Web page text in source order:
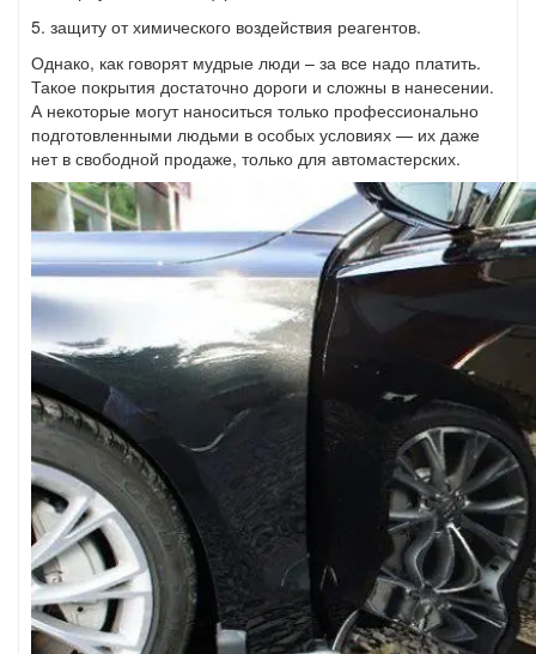
5. защиту от химического воздействия реагентов.
Однако, как говорят мудрые люди – за все надо платить.
Такое покрытия достаточно дороги и сложны в нанесении.
А некоторые могут наноситься только профессионально
подготовленными людьми в особых условиях — их даже
нет в свободной продаже, только для автомастерских.